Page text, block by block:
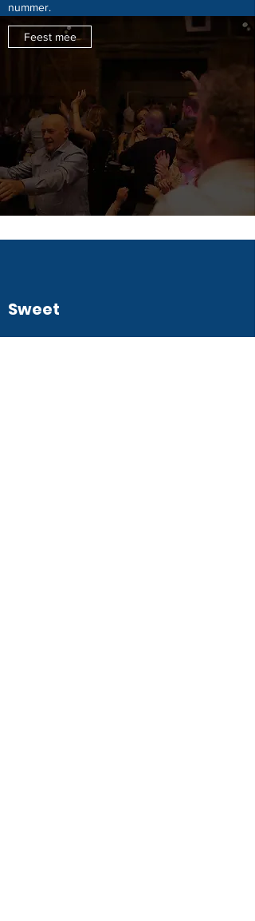
nummer.
Feest mee
Sweet
Jouw verjaardagsfeest met al je maten? Als